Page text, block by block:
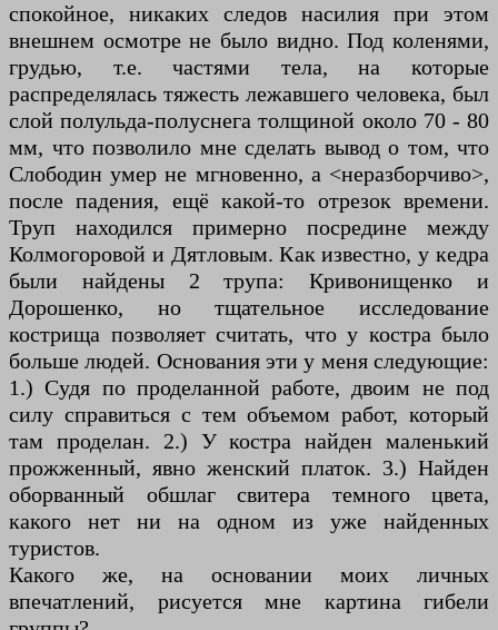
спокойное, никаких следов насилия при этом
внешнем осмотре не было видно. Под коленями,
грудью, т.е. частями тела, на которые
распределялась тяжесть лежавшего человека, был
слой полульда-полуснега толщиной около 70 - 80
мм, что позволило мне сделать вывод о том, что
Слободин умер не мгновенно, а <неразборчиво>,
после падения, ещё какой-то отрезок времени.
Труп находился примерно посредине между
Колмогоровой и Дятловым. Как известно, у кедра
были найдены 2 трупа: Кривонищенко и
Дорошенко, но тщательное исследование
кострища позволяет считать, что у костра было
больше людей. Основания эти у меня следующие:
1.) Судя по проделанной работе, двоим не под
силу справиться с тем объемом работ, который
там проделан. 2.) У костра найден маленький
прожженный, явно женский платок. 3.) Найден
оборванный обшлаг свитера темного цвета,
какого нет ни на одном из уже найденных
туристов.
Какого же, на основании моих личных
впечатлений, рисуется мне картина гибели